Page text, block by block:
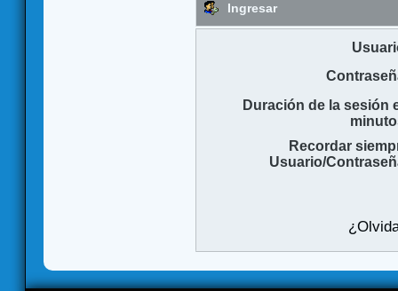
Ingresar
Duración de la sesión
Recordar
Usuario/